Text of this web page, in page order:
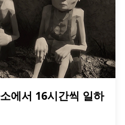
에서 16시간씩 일하